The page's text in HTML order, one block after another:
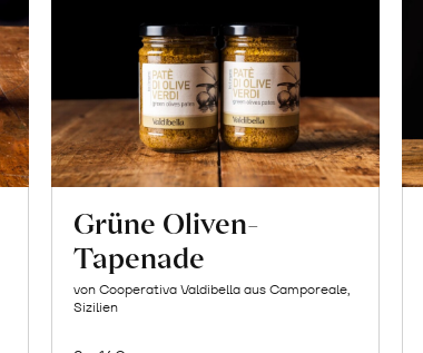
Grüne Oliven-
Tapenade
von Cooperativa Valdibella aus Camporeale,
Sizilien